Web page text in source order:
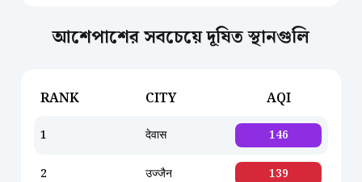
আশেপাশের সবচেয়ে দূষিত স্থানগুলি
RANK CITY AQI
1 देवास 146
2 उज्जैन 139